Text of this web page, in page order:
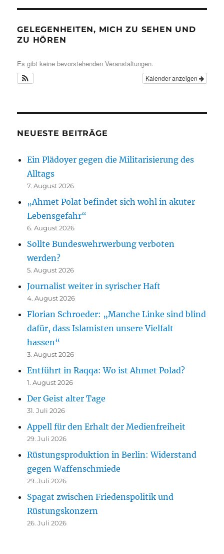
GELEGENHEITEN, MICH ZU SEHEN UND
ZU HÖREN
Es gibt keine bevorstehenden Veranstaltungen.
Kalender anzeigen
NEUESTE BEITRÄGE
Ein Plädoyer gegen die Militarisierung des
Alltags
7. August 2026
„Ahmet Polat befindet sich wohl in akuter
Lebensgefahr“
6. August 2026
Sollte Bundeswehrwerbung verboten
werden?
5. August 2026
Journalist weiter in syrischer Haft
4. August 2026
Florian Schroeder: „Manche Linke sind blind
dafür, dass Islamisten unsere Vielfalt
hassen“
3. August 2026
Entführt in Raqqa: Wo ist Ahmet Polad?
1. August 2026
Der Geist alter Tage
31. Juli 2026
Appell für den Erhalt der Medienfreiheit
29. Juli 2026
Rüstungsproduktion in Berlin: Widerstand
gegen Waffenschmiede
29. Juli 2026
Spagat zwischen Friedenspolitik und
Rüstungskonzern
26. Juli 2026